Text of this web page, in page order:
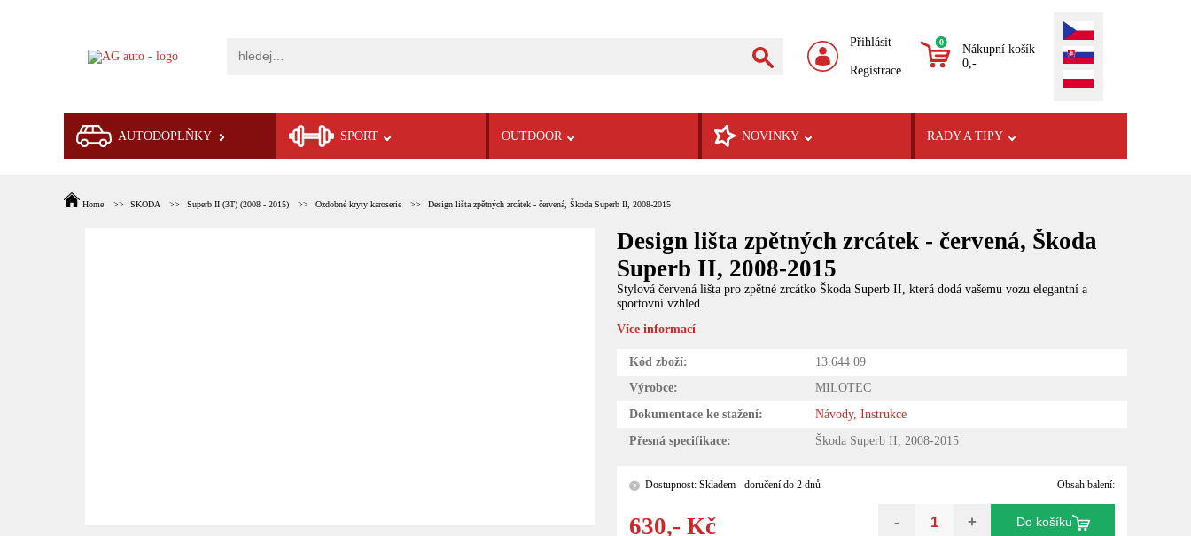
Přihlásit
Registrace
0
Nákupní košík
0,-
AUTODOPLŇKY SPORT OUTDOOR NOVINKY RADY A TIPY
Home SKODA Superb II (3T) (2008 - 2015) Ozdobné kryty karoserie Design lišta zpětných zrcátek - červená, Škoda Superb II, 2008-2015
Design lišta zpětných zrcátek - červená, Škoda
Superb II, 2008-2015
Stylová červená lišta pro zpětné zrcátko Škoda Superb II, která dodá vašemu vozu elegantní a
sportovní vzhled.
Více informací
Kód zboží:
13.644 09
Výrobce:
MILOTEC
Dokumentace ke stažení:
Návody, Instrukce
Přesná specifikace:
Škoda Superb II, 2008-2015
? Dostupnost: Skladem - doručení do 2 dnů Obsah balení:
630,- Kč - + Do košíku